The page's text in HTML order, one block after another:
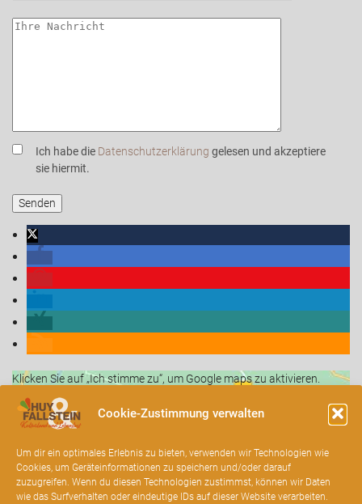
Cookie-Zustimmung verwalten
Um dir ein optimales Erlebnis zu bieten, verwenden wir Technologien wie
Cookies, um Geräteinformationen zu speichern und/oder darauf
zuzugreifen. Wenn du diesen Technologien zustimmst, können wir Daten
wie das Surfverhalten oder eindeutige IDs auf dieser Website verarbeiten.
Ich habe die Datenschutzerklärung gelesen und akzeptiere
sie hiermit.
Klicken Sie auf „Ich stimme zu“, um Google maps zu aktivieren.
Cookie-Richtlinie
Ich stimme zu